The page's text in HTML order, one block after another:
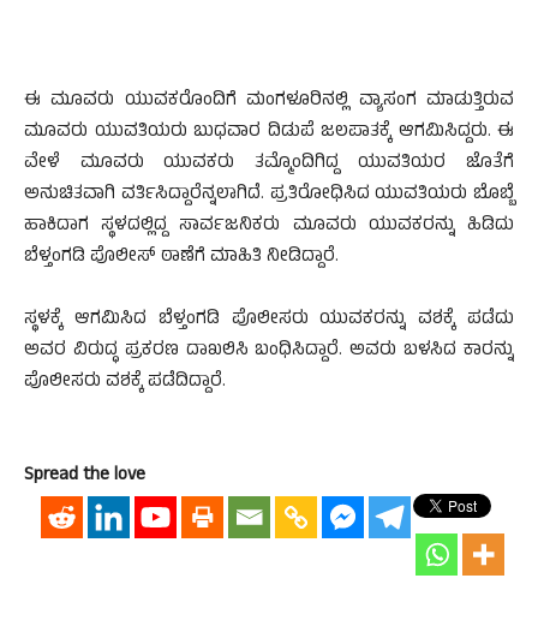
ಈ ಮೂವರು ಯುವಕರೊಂದಿಗೆ ಮಂಗಳೂರಿನಲ್ಲಿ ವ್ಯಾಸಂಗ ಮಾಡುತ್ತಿರುವ
ಮೂವರು ಯುವತಿಯರು ಬುಧವಾರ ದಿಡುಪೆ ಜಲಪಾತಕ್ಕೆ ಆಗಮಿಸಿದ್ದರು. ಈ
ವೇಳೆ ಮೂವರು ಯುವಕರು ತಮ್ಮೊಂದಿಗಿದ್ದ ಯುವತಿಯರ ಜೊತೆಗೆ
ಅನುಚಿತವಾಗಿ ವರ್ತಿಸಿದ್ದಾರೆನ್ನಲಾಗಿದೆ. ಪ್ರತಿರೋಧಿಸಿದ ಯುವತಿಯರು ಬೊಬ್ಬೆ
ಹಾಕಿದಾಗ ಸ್ಥಳದಲ್ಲಿದ್ದ ಸಾರ್ವಜನಿಕರು ಮೂವರು ಯುವಕರನ್ನು ಹಿಡಿದು
ಬೆಳ್ತಂಗಡಿ ಪೊಲೀಸ್ ಠಾಣೆಗೆ ಮಾಹಿತಿ ನೀಡಿದ್ದಾರೆ.
ಸ್ಥಳಕ್ಕೆ ಆಗಮಿಸಿದ ಬೆಳ್ತಂಗಡಿ ಪೊಲೀಸರು ಯುವಕರನ್ನು ವಶಕ್ಕೆ ಪಡೆದು
ಅವರ ವಿರುದ್ಧ ಪ್ರಕರಣ ದಾಖಲಿಸಿ ಬಂಧಿಸಿದ್ದಾರೆ. ಅವರು ಬಳಸಿದ ಕಾರನ್ನು
ಪೊಲೀಸರು ವಶಕ್ಕೆ ಪಡೆದಿದ್ದಾರೆ.
Spread the love